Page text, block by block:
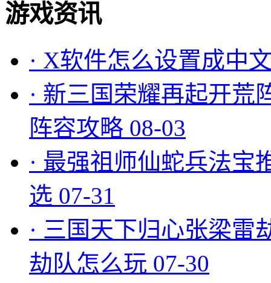
游戏资讯
· X软件怎么设置成中
· 新三国荣耀再起开荒
阵容攻略 08-03
· 最强祖师仙蛇兵法宝
选 07-31
· 三国天下归心张梁雷
劫队怎么玩 07-30